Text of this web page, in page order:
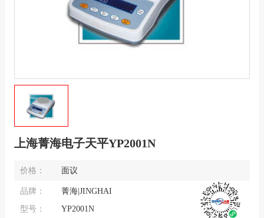
上海菁海电子天平YP2001N
价格： 面议
品牌：
菁海|JINGHAI
型号：
YP2001N